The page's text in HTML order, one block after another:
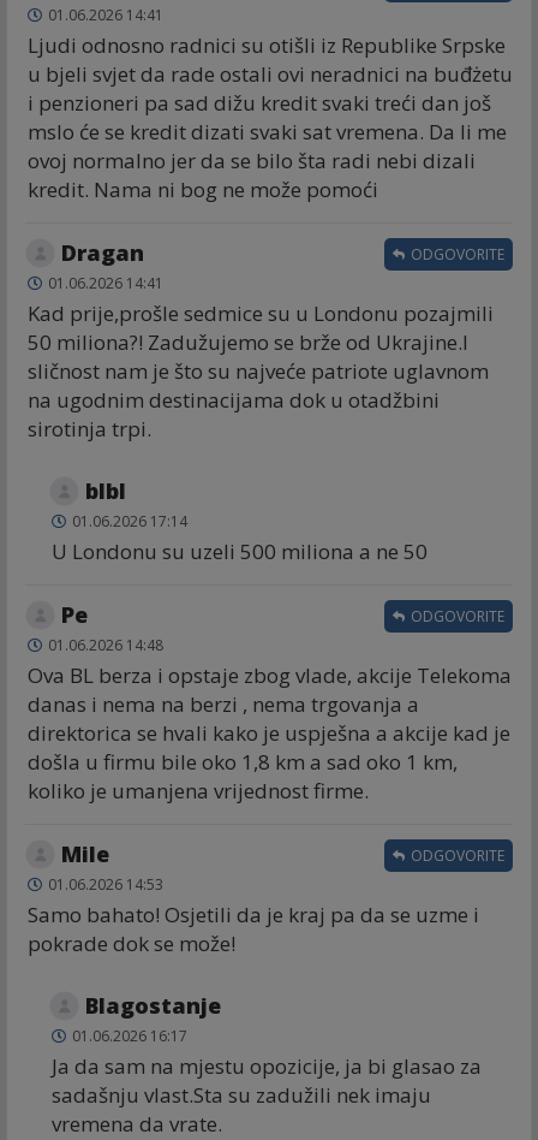
01.06.2026 14:41
Ljudi odnosno radnici su otišli iz Republike Srpske
u bjeli svjet da rade ostali ovi neradnici na buđżetu
i penzioneri pa sad dižu kredit svaki treći dan još
mslo će se kredit dizati svaki sat vremena. Da li me
ovoj normalno jer da se bilo šta radi nebi dizali
kredit. Nama ni bog ne može pomoći
Dragan
01.06.2026 14:41
Kad prije,prošle sedmice su u Londonu pozajmili
50 miliona?! Zadužujemo se brže od Ukrajine.I
sličnost nam je što su najveće patriote uglavnom
na ugodnim destinacijama dok u otadžbini
sirotinja trpi.
ODGOVORITE
blbl
01.06.2026 17:14
U Londonu su uzeli 500 miliona a ne 50
Ре
01.06.2026 14:48
Ova BL berza i opstaje zbog vlade, akcije Telekoma
danas i nema na berzi , nema trgovanja a
direktorica se hvali kako je uspješna a akcije kad je
došla u firmu bile oko 1,8 km a sad oko 1 km,
koliko je umanjena vrijednost firme.
ODGOVORITE
Mile
01.06.2026 14:53
Samo bahato! Osjetili da je kraj pa da se uzme i
pokrade dok se može!
ODGOVORITE
Blagostanje
01.06.2026 16:17
Ja da sam na mjestu opozicije, ja bi glasao za
sadašnju vlast.Sta su zadužili nek imaju
vremena da vrate.